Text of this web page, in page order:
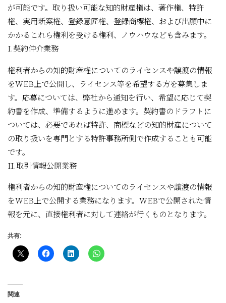
が可能です。取り扱い可能な知的財産権は、著作権、特許
権、実用新案権、登録意匠権、登録商標権、および出願中に
かかるこれら権利を受ける権利、ノウハウなども含みます。
I.契約仲介業務
権利者からの知的財産権についてのライセンスや譲渡の情報
をWEB上で公開し、ライセンス等を希望する方を募集しま
す。応募については、弊社から通知を行い、希望に応じて契
約書を作成、準備するように進めます。契約書のドラフトに
ついては、必要であれば特許、商標などの知的財産について
の取り扱いを専門とする特許事務所側で作成することも可能
です。
II.取引情報公開業務
権利者からの知的財産権についてのライセンスや譲渡の情報
をWEB上で公開する業務になります。WEBで公開された情
報を元に、直接権利者に対して連絡が行くものとなります。
共有:
関連